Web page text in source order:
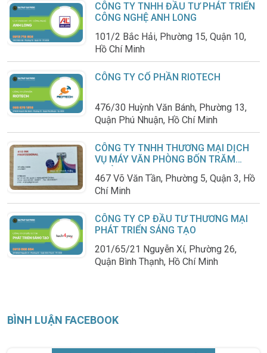
CÔNG TY TNHH ĐẦU TƯ PHÁT TRIỂN
CÔNG NGHỆ ANH LONG
101/2 Bắc Hải, Phường 15, Quận 10,
Hồ Chí Minh
CÔNG TY CỔ PHẦN RIOTECH
476/30 Huỳnh Văn Bánh, Phường 13,
Quận Phú Nhuận, Hồ Chí Minh
CÔNG TY TNHH THƯƠNG MẠI DỊCH
VỤ MÁY VĂN PHÒNG BỐN TRĂM
467 Võ Văn Tần, Phường 5, Quận 3, Hồ
Chí Minh
CÔNG TY CP ĐẦU TƯ THƯƠNG MẠI
PHÁT TRIỂN SÁNG TẠO
201/65/21 Nguyễn Xí, Phường 26,
Quận Bình Thạnh, Hồ Chí Minh
BÌNH LUẬN FACEBOOK